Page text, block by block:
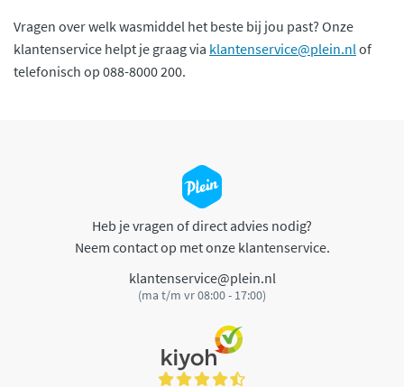
Vragen over welk wasmiddel het beste bij jou past? Onze
klantenservice helpt je graag via klantenservice@plein.nlof
telefonisch op 088-8000 200.
Heb je vragen of direct advies nodig?
Neem contact op met onze klantenservice.
klantenservice@plein.nl
(ma t/m vr 08:00 - 17:00)